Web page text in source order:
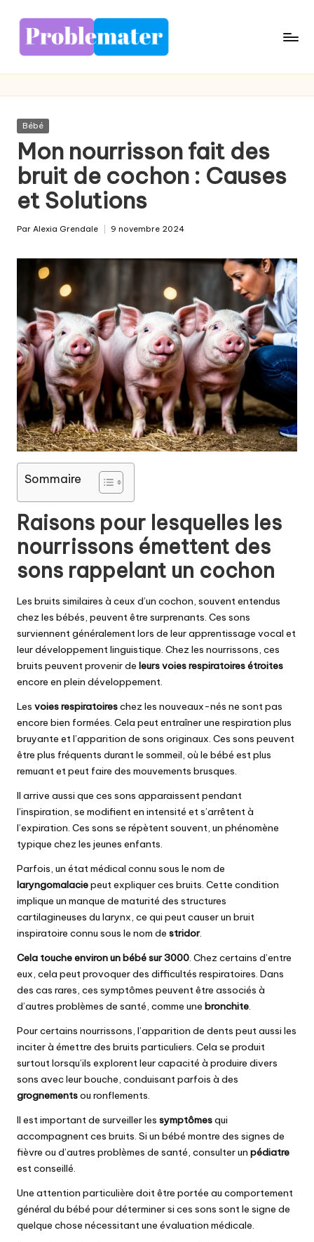
Posted
Bébé
Mon nourrisson fait des
bruit de cochon : Causes
et Solutions
Par Alexia Grendale 9 novembre 2024
Sommaire
Raisons pour lesquelles les
nourrissons émettent des
sons rappelant un cochon
Les bruits similaires à ceux d’un cochon, souvent entendus
chez les bébés, peuvent être surprenants. Ces sons
surviennent généralement lors de leur apprentissage vocal et
leur développement linguistique. Chez les nourrissons, ces
bruits peuvent provenir de leurs voies respiratoires étroites
encore en plein développement.
Les voies respiratoireschez les nouveaux-nés ne sont pas
encore bien formées. Cela peut entraîner une respiration plus
bruyante et l’apparition de sons originaux. Ces sons peuvent
être plus fréquents durant le sommeil, où le bébé est plus
remuant et peut faire des mouvements brusques.
Il arrive aussi que ces sons apparaissent pendant
l’inspiration, se modifient en intensité et s’arrêtent à
l’expiration. Ces sons se répètent souvent, un phénomène
typique chez les jeunes enfants.
Parfois, un état médical connu sous le nom de
laryngomalaciepeut expliquer ces bruits. Cette condition
implique un manque de maturité des structures
cartilagineuses du larynx, ce qui peut causer un bruit
inspiratoire connu sous le nom de stridor.
Cela touche environ un bébé sur 3000. Chez certains d’entre
eux, cela peut provoquer des difficultés respiratoires. Dans
des cas rares, ces symptômes peuvent être associés à
d’autres problèmes de santé, comme une bronchite.
Pour certains nourrissons, l’apparition de dents peut aussi les
inciter à émettre des bruits particuliers. Cela se produit
surtout lorsqu’ils explorent leur capacité à produire divers
sons avec leur bouche, conduisant parfois à des
grognementsou ronflements.
Il est important de surveiller les symptômesqui
accompagnent ces bruits. Si un bébé montre des signes de
fièvre ou d’autres problèmes de santé, consulter un pédiatre
est conseillé.
Une attention particulière doit être portée au comportement
général du bébé pour déterminer si ces sons sont le signe de
quelque chose nécessitant une évaluation médicale.